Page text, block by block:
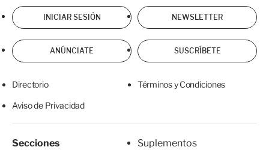
INICIAR SESIÓN NEWSLETTER
ANÚNCIATE SUSCRÍBETE
Directorio Términos y Condiciones
Aviso de Privacidad
Secciones
Suplementos